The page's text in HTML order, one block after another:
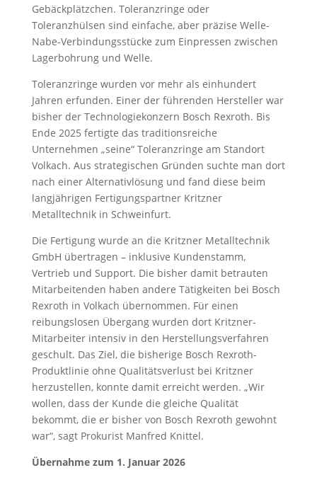
Gebäckplätzchen. Toleranzringe oder
Toleranzhülsen sind einfache, aber präzise Welle-
Nabe-Verbindungsstücke zum Einpressen zwischen
Lagerbohrung und Welle.
Toleranzringe wurden vor mehr als einhundert
Jahren erfunden. Einer der führenden Hersteller war
bisher der Technologiekonzern Bosch Rexroth. Bis
Ende 2025 fertigte das traditionsreiche
Unternehmen „seine“ Toleranzringe am Standort
Volkach. Aus strategischen Gründen suchte man dort
nach einer Alternativlösung und fand diese beim
langjährigen Fertigungspartner Kritzner
Metalltechnik in Schweinfurt.
Die Fertigung wurde an die Kritzner Metalltechnik
GmbH übertragen – inklusive Kundenstamm,
Vertrieb und Support. Die bisher damit betrauten
Mitarbeitenden haben andere Tätigkeiten bei Bosch
Rexroth in Volkach übernommen. Für einen
reibungslosen Übergang wurden dort Kritzner-
Mitarbeiter intensiv in den Herstellungsverfahren
geschult. Das Ziel, die bisherige Bosch Rexroth-
Produktlinie ohne Qualitätsverlust bei Kritzner
herzustellen, konnte damit erreicht werden. „Wir
wollen, dass der Kunde die gleiche Qualität
bekommt, die er bisher von Bosch Rexroth gewohnt
war“, sagt Prokurist Manfred Knittel.
Übernahme zum 1. Januar 2026